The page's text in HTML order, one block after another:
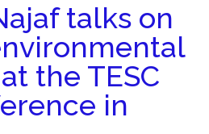
talks on
the TESC
in